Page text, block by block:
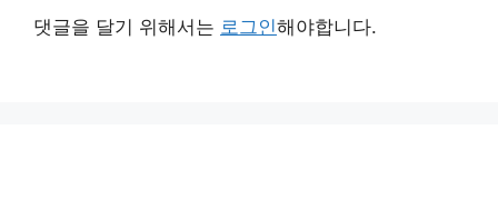
댓글을 달기 위해서는 로그인해야합니다.